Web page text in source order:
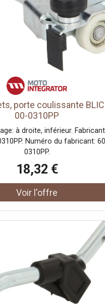
porte coulissante
00-0310PP
à droite, inférieur.
Numéro du fabricant:
0310PP.
18,32 €